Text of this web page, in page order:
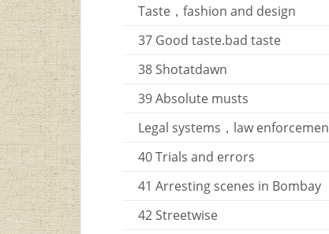
Taste，fashion and design
37 Good taste.bad taste
38 Shotatdawn
39 Absolute musts
Legal systems，law
40 Trials and errors
41 Arresting scenes in Bombay
42 Streetwise